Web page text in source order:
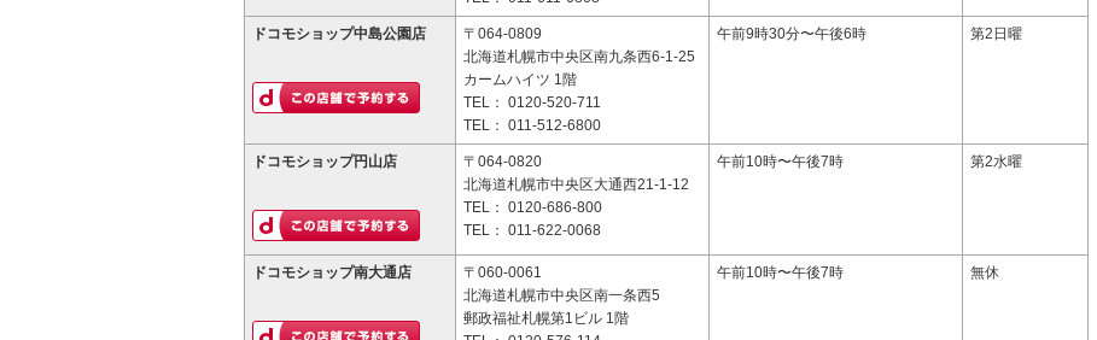
ドコモショップ中島公園店
〒064-0809
北海道札幌市中央区南九条西6-1-25
カームハイツ 1階
TEL： 0120-520-711
TEL： 011-512-6800
午前9時30分〜午後6時 第2日曜
ドコモショップ円山店
〒064-0820
北海道札幌市中央区大通西21-1-12
TEL： 0120-686-800
TEL： 011-622-0068
午前10時〜午後7時 第2水曜
ドコモショップ南大通店
〒060-0061
北海道札幌市中央区南一条西5
郵政福祉札幌第1ビル 1階
午前10時〜午後7時 無休